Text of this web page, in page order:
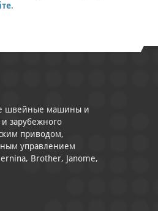
.
швейные машины и
зарубежного
приводом,
управлением
Brother, Janome,